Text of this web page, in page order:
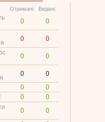
Отримані: Видані:
0 0
0 0
0 0
0
0
0
0
0
0
0
0